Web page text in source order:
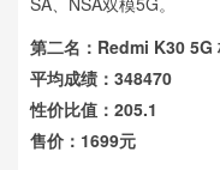
第二名：Redmi K30 5G
平均成绩：348470
性价比值：205.1
售价：1699元